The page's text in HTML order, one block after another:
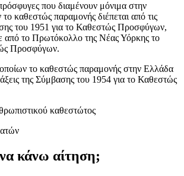
που διαμένουν μόνιμα στην
καθεστώς παραμονής διέπεται από τις
του 1951 για το Καθεστώς Προσφύγων,
από το Πρωτόκολλο της Νέας Υόρκης το
Προσφύγων.
οποίων το καθεστώς παραμονής στην Ελλάδα
της Σύμβασης του 1954 για το Καθεστώς
καθεστώτος
κάνω αίτηση;